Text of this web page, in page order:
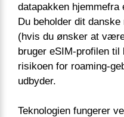
datapakken
Du beholder dit
(hvis du ønsker at
bruger eSIM-profilen
risikoen for roaming-
udbyder.
Teknologien fungerer